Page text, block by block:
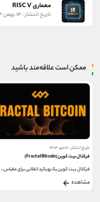
معماری RISC V
تاریخ انتشار : ۱۴ بهمن ۱۴۰۴
ممکن است علاقه‌مند باشید
تاریخ انتشار : ۱۶ مهر ۱۴۰۳
فرکتال بیت کوین (Fractal Bitcoin)
فرکتال بیت کوین یک رویکرد انقلابی برای مقیاس...
مشاهده